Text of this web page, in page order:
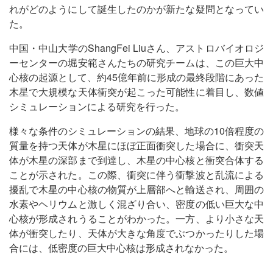
れがどのようにして誕生したのかが新たな疑問となってい
た。
中国・中山大学のShangFei Liuさん、アストロバイオロジ
ーセンターの堀安範さんたちの研究チームは、この巨大中
心核の起源として、約45億年前に形成の最終段階にあった
木星で大規模な天体衝突が起こった可能性に着目し、数値
シミュレーションによる研究を行った。
様々な条件のシミュレーションの結果、地球の10倍程度の
質量を持つ天体が木星にほぼ正面衝突した場合に、衝突天
体が木星の深部まで到達し、木星の中心核と衝突合体する
ことが示された。この際、衝突に伴う衝撃波と乱流による
擾乱で木星の中心核の物質が上層部へと輸送され、周囲の
水素やヘリウムと激しく混ざり合い、密度の低い巨大な中
心核が形成されうることがわかった。一方、より小さな天
体が衝突したり、天体が大きな角度でぶつかったりした場
合には、低密度の巨大中心核は形成されなかった。